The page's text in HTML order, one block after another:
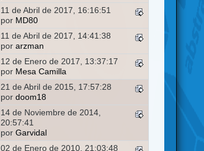
11 de Abril de 2017, 16:16:51
por MD80
11 de Abril de 2017, 14:41:38
porarzman
12 de Enero de 2017, 13:37:17
por Mesa Camilla
21 de Abril de 2015, 17:57:28
pordoom18
14 de Noviembre de 2014,
20:57:41
porGarvidal
02 de Enero de 2010, 21:03:48